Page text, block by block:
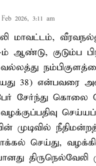
2026, 3:11 am
மாவட்டம்,
ம் ஆண்டு, குடும்ப
38) என்பவரை
சேர்ந்து கொலை
முடிவில்
செய்து,
திருநெல்வேலி